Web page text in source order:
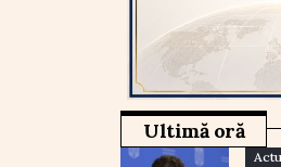
Ultimă oră